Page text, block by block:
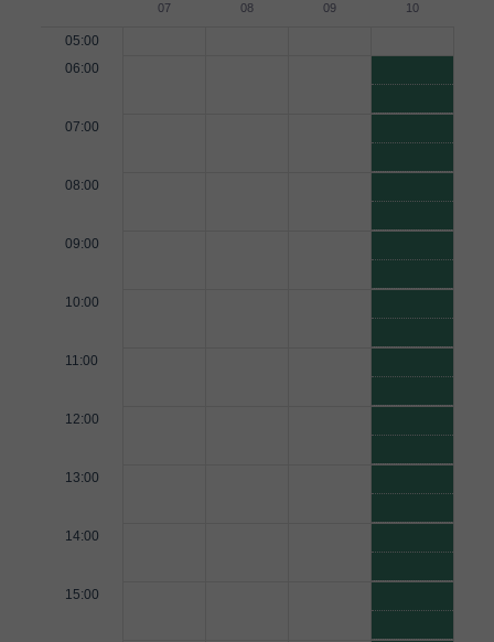
07
08
09
10
05:00
06:00
07:00
08:00
09:00
10:00
11:00
12:00
13:00
14:00
15:00